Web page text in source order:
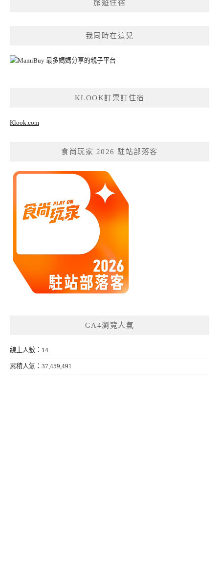
旅遊住宿
我同時在這兒
KLOOK訂票訂住宿
Klook.com
食尚玩家 2026 駐站部落客
GA4瀏覽人氣
線上人數：14
累積人氣：37,459,491